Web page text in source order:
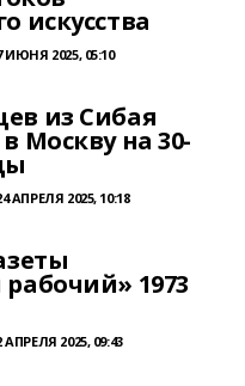
искусства
ИЮНЯ 2025, 05:10
из Сибая
Москву на 30-
АПРЕЛЯ 2025, 10:18
1973
АПРЕЛЯ 2025, 09:43